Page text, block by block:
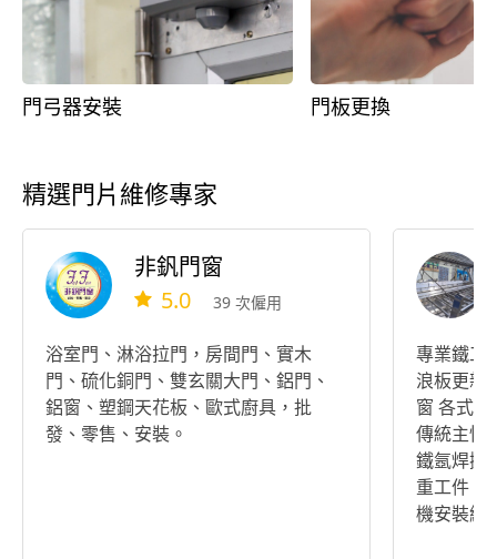
門弓器安裝 門板更換
精選門片維修專家
非釩門窗
5.0 39 次僱用
浴室門、淋浴拉門，房間門、實木
門、硫化銅門、雙玄關大門、鋁門、
鋁窗、塑鋼天花板、歐式廚具，批
發、零售、安裝。
專業鐵工
浪板更新 防
窗 各式
傳統主快
鐵氬焊拋光鏡面 工業
重工件 居家 各項一般水電 冷氣 洗衣
機安裝維